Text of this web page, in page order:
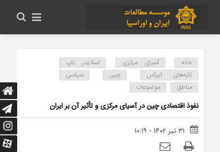
خانه آسیای مرکزی
اسلایدر تاپ
تازه‌های ایراس
چین
سیاسی
مناطق
موضوعات
نفوذ اقتصادی چین در آسیای مرکزی و تأثیر آن بر ایران
۳۱ تیر ۱۴۰۲ - ۱۰:۱۹